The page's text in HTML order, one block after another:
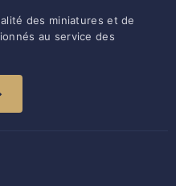
des miniatures et de
au service des